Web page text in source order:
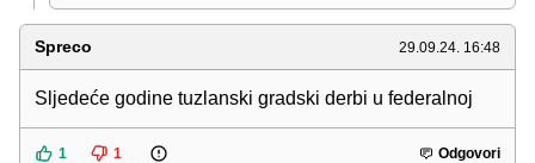
Spreco 29.09.24. 16:48
Sljedeće godine tuzlanski gradski derbi u federalnoj
1 1 Odgovori